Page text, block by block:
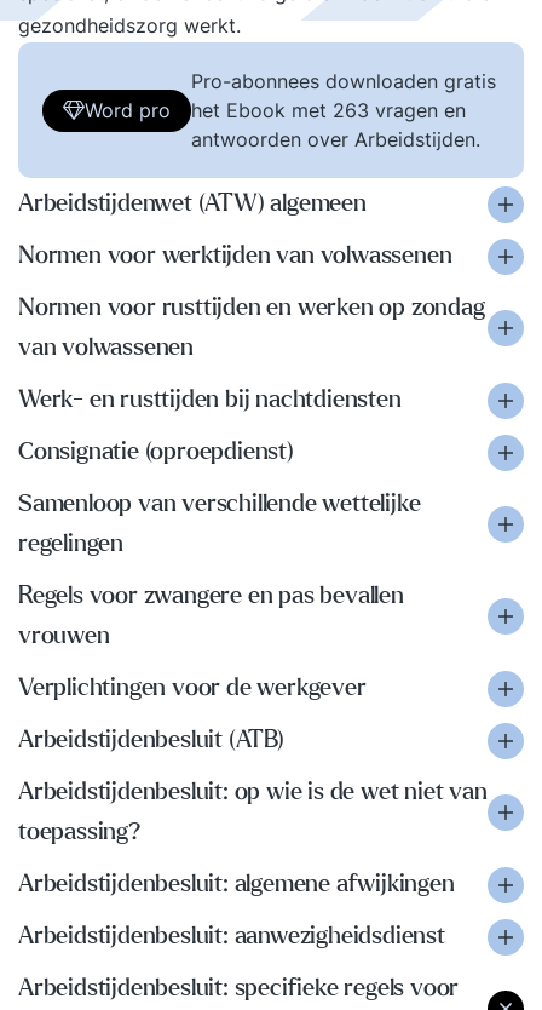
gezondheidszorg werkt.
Word pro
Pro-abonnees downloaden gratis
het Ebook met 263 vragen en
antwoorden over Arbeidstijden.
Arbeidstijdenwet (ATW) algemeen
Normen voor werktijden van volwassenen
Normen voor rusttijden en werken op zondag
van volwassenen
Werk- en rusttijden bij nachtdiensten
Consignatie (oproepdienst)
Samenloop van verschillende wettelijke
regelingen
Regels voor zwangere en pas bevallen
vrouwen
Verplichtingen voor de werkgever
Arbeidstijdenbesluit (ATB)
Arbeidstijdenbesluit: op wie is de wet niet van
toepassing?
Arbeidstijdenbesluit: algemene afwijkingen
Arbeidstijdenbesluit: aanwezigheidsdienst
Arbeidstijdenbesluit: specifieke regels voor